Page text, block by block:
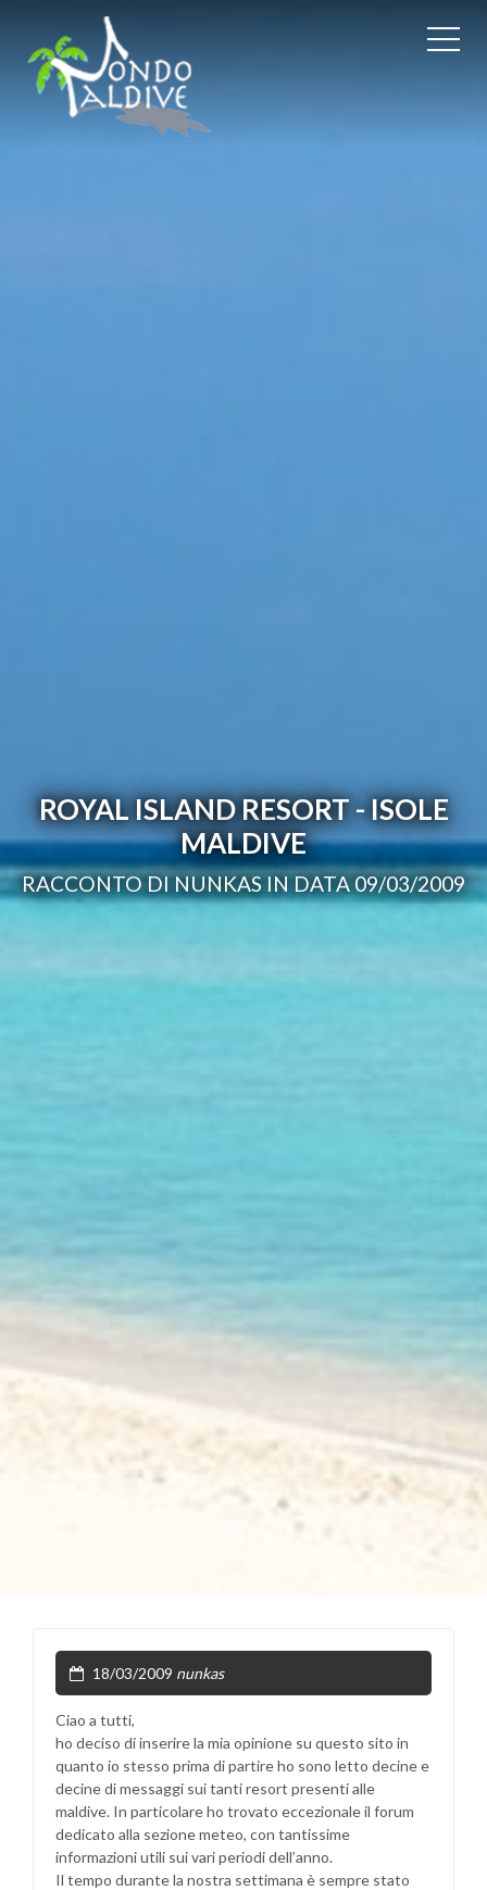
ROYAL ISLAND RESORT - ISOLE
MALDIVE
RACCONTO DI NUNKAS IN DATA 09/03/2009
18/03/2009 nunkas
Ciao a tutti,
ho deciso di inserire la mia opinione su questo sito in
quanto io stesso prima di partire ho sono letto decine e
decine di messaggi sui tanti resort presenti alle
maldive. In particolare ho trovato eccezionale il forum
dedicato alla sezione meteo, con tantissime
informazioni utili sui vari periodi dell’anno.
Il tempo durante la nostra settimana è sempre stato